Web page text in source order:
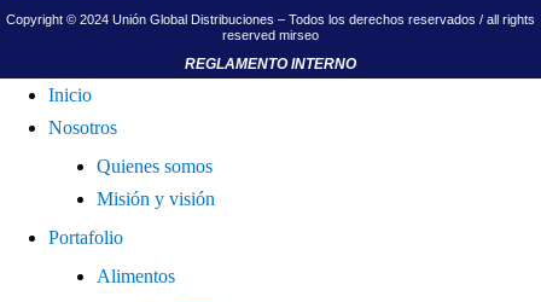
Copyright © 2024 Unión Global Distribuciones – Todos los derechos reservados / all rights
reserved mirseo
REGLAMENTO INTERNO
Inicio
Nosotros
Quienes somos
Misión y visión
Portafolio
Alimentos